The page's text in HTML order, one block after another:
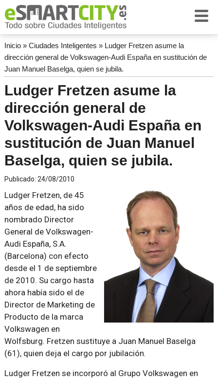
Inicio» Ciudades Inteligentes » Ludger Fretzen asume la
dirección general de Volkswagen-Audi España en sustitución de
Juan Manuel Baselga, quien se jubila.
Ludger Fretzen asume la
dirección general de
Volkswagen-Audi España en
sustitución de Juan Manuel
Baselga, quien se jubila.
Publicado: 24/08/2010
Ludger Fretzen, de 45
años de edad, ha sido
nombrado Director
General de Volkswagen-
Audi España, S.A.
(Barcelona) con efecto
desde el 1 de septiembre
de 2010. Su cargo hasta
ahora había sido el de
Director de Marketing de
Producto de la marca
Volkswagen en
Wolfsburg. Fretzen sustituye a Juan Manuel Baselga
(61), quien deja el cargo por jubilación.
Ludger Fretzen se incorporó al Grupo Volkswagen en